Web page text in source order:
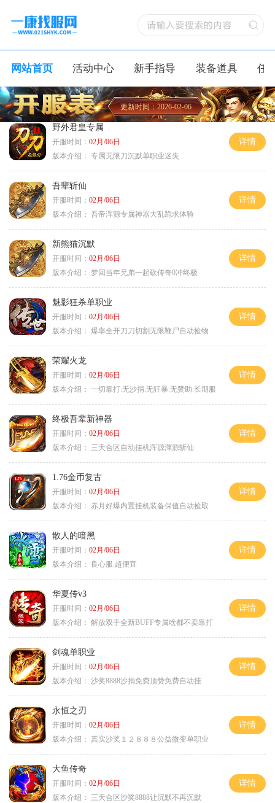
网站首页 活动中心 新手指导 装备道具 任
更新时间：2026-02-06
野外君皇专属
开服时间： 02月/06日
版本介绍： 专属无限刀沉默单职业迷失
详情
吾辈斩仙
开服时间： 02月/06日
版本介绍： 吾帝浑源专属神器大乱跪求体验
详情
新熊猫沉默
开服时间： 02月/06日
版本介绍： 梦回当年兄弟一起砍传奇0冲终极
详情
魅影狂杀单职业
开服时间： 02月/06日
版本介绍： 爆率全开刀刀切割无限鞭尸自动捡物
详情
荣耀火龙
开服时间： 02月/06日
版本介绍： 一切靠打.无沙捐.无狂暴.无赞助.长期服
详情
终极吾辈新神器
开服时间： 02月/06日
版本介绍：
三天合区自动挂机浑源渾源斩仙
详情
1.76金币复古
开服时间： 02月/06日
版本介绍： 赤月好爆内置挂机装备保值自动捡取
详情
散人的暗黑
开服时间： 02月/06日
版本介绍：
良心服.超便宜
详情
华夏传v3
开服时间： 02月/06日
版本介绍： 解放双手全新BUFF专属啥都不卖靠打
详情
剑魂单职业
开服时间： 02月/06日
版本介绍： 沙奖8888沙捐免费顶赞免费自动挂
详情
永恒之刃
开服时间： 02月/06日
版本介绍： 真实沙奖１２８８８公益微变单职业
详情
大鱼传奇
开服时间： 02月/06日
版本介绍：
三天合区沙奖8888让沉默不再沉默
详情